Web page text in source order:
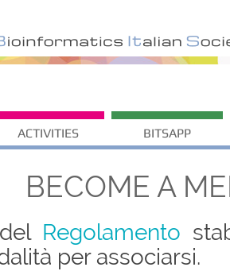
ACTIVITIES BITSAPP
BECOME A
Regolamento
per associarsi.